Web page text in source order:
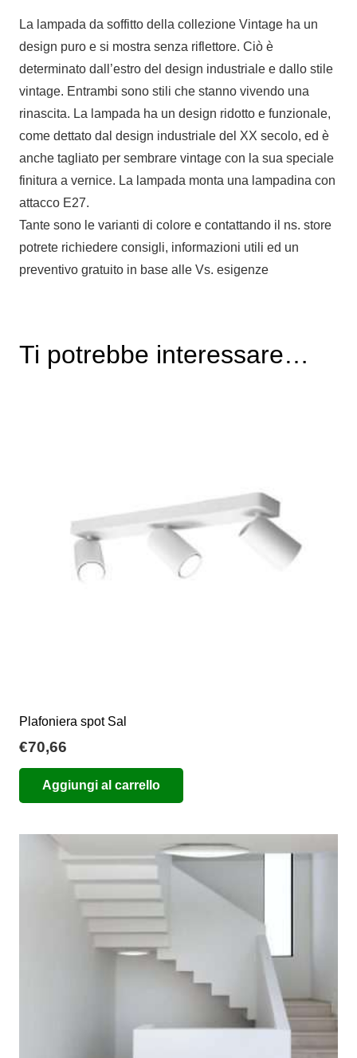
La lampada da soffitto della collezione Vintage ha un
design puro e si mostra senza riflettore. Ciò è
determinato dall’estro del design industriale e dallo stile
vintage. Entrambi sono stili che stanno vivendo una
rinascita. La lampada ha un design ridotto e funzionale,
come dettato dal design industriale del XX secolo, ed è
anche tagliato per sembrare vintage con la sua speciale
finitura a vernice. La lampada monta una lampadina con
attacco E27.
Tante sono le varianti di colore e contattando il ns. store
potrete richiedere consigli, informazioni utili ed un
preventivo gratuito in base alle Vs. esigenze
Ti potrebbe interessare…
Plafoniera spot Sal
€70,66
Aggiungi al carrello